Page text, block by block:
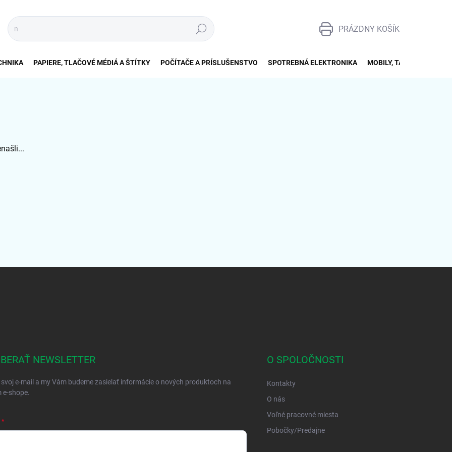
Hľadať
NÁKUPNÝ
PRÁZDNY KOŠÍK
PAPIERE, TLAČOVÉ MÉDIÁ A ŠTÍTKY POČÍTAČE A PRÍSLUŠENSTVO SPOTREBNÁ ELEKTRONIKA MOBILY, TABLETY, SMART
NEWSLETTER
e-mail a my Vám budeme zasielať informácie o nových produktoch na
e-shope.
O SPOLOČNOSTI
Kontakty
O nás
Voľné pracovné miesta
Pobočky/Predajne